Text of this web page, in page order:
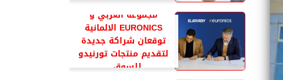
مجموعة العربي و
EURONICS الالمانية
توقعان شراكة جديدة
لتقديم منتجات تورنيدو
للسوق...